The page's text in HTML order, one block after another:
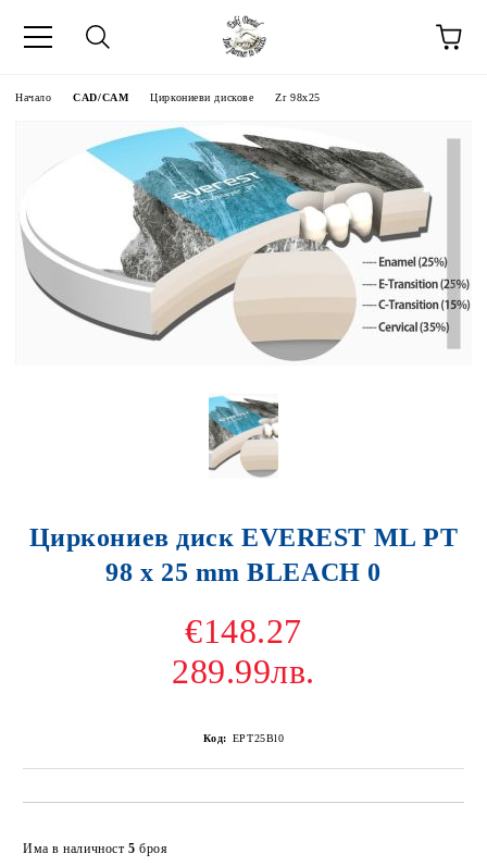
Начало CAD/CAM Циркониеви дискове Zr 98x25
Циркониев диск EVEREST ML PT
98 x 25 mm BLEACH 0
€148.27
289.99лв.
Код: EPT25Bl0
Има в наличност 5 броя